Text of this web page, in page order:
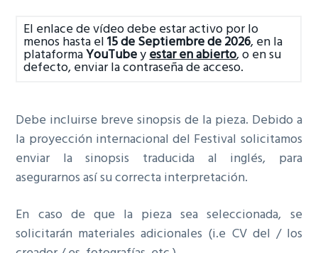
El enlace de vídeo debe estar activo por lo
menos hasta el15 de Septiembre de 2026, en la
plataformaYouTubeyestar en abierto, o en su
defecto, enviar la contraseña de acceso.
Debe incluirse breve sinopsis de la pieza. Debido a
la proyección internacional del Festival solicitamos
enviar la sinopsis traducida al inglés, para
asegurarnos así su correcta interpretación.
En caso de que la pieza sea seleccionada, se
solicitarán materiales adicionales (i.e CV del / los